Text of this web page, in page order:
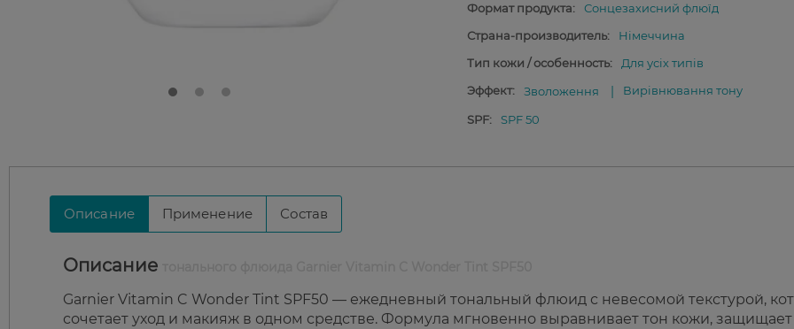
Формат продукта:
Сонцезахисний флюїд
Страна-производитель:
Німеччина
Тип кожи / особенность:
Для усіх типів
Эффект:
Зволоження Вирівнювання тону
SPF: SPF 50
Описание Применение Состав
Описание
Garnier Vitamin C Wonder Tint SPF50 — ежедневный тональный флюид с невесомой текстурой,
сочетает уход и макияж в одном средстве. Формула мгновенно выравнивает тон кожи, защищает